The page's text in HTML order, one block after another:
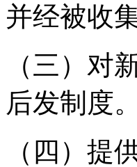
并经被收
（三）对
后发制度。
（四）提